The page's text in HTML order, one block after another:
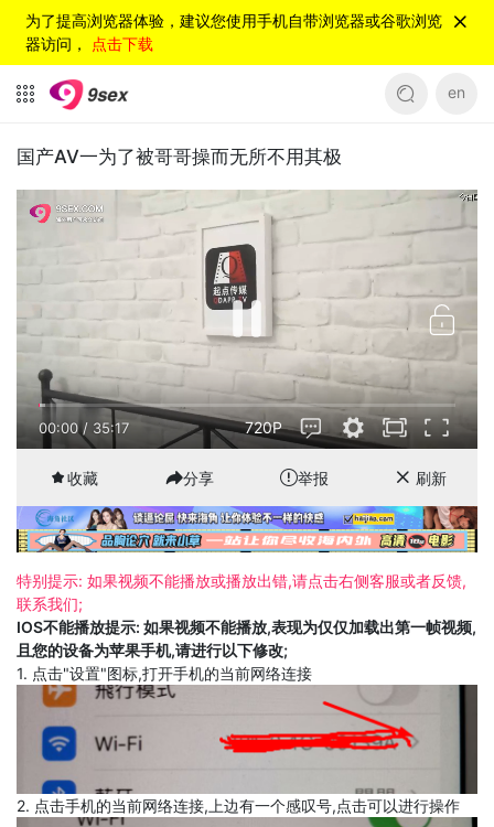
为了提高浏览器体验，建议您使用手机自带浏览器或谷歌浏览
器访问， 点击下载
en
国产AV一为了被哥哥操而无所不用其极
00:01/ 35:17 720P
收藏 分享 举报 刷新
特别提示: 如果视频不能播放或播放出错,请点击右侧客服或者反馈,
联系我们;
IOS不能播放提示: 如果视频不能播放,表现为仅仅加载出第一帧视频,
且您的设备为苹果手机,请进行以下修改;
1. 点击"设置"图标,打开手机的当前网络连接
2. 点击手机的当前网络连接,上边有一个感叹号,点击可以进行操作